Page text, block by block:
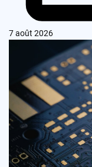
7 août 2026